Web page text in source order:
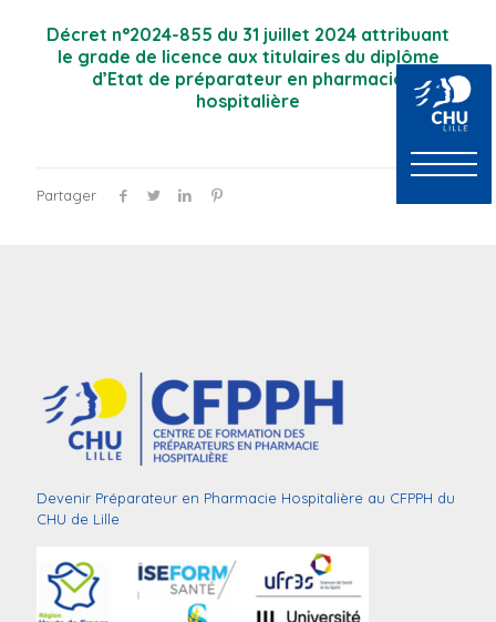
Décret n°2024-855 du 31 juillet 2024 attribuant
le grade de licence aux titulaires du diplôme
d’Etat de préparateur en pharmacie
hospitalière
Partager
Devenir Préparateur en Pharmacie Hospitalière au CFPPH du
CHU de Lille